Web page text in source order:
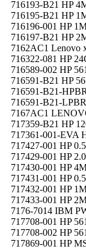
716193-B21 HP
716195-B21 HP
716196-001 HP
716197-B21 HP
7162AC1 Lenovo
716322-081 HP
716589-002 HP
716591-B21 HP
716591-B21-
716591-B21-
7167AC1
717359-B21 HP
717361-001-EVA
717427-001 HP
717429-001 HP
717430-001 HP
717431-001 HP
717432-001 HP
717433-001 HP
7176-7014 IBM
717708-001 HP
717708-002 HP
717869-001 HP